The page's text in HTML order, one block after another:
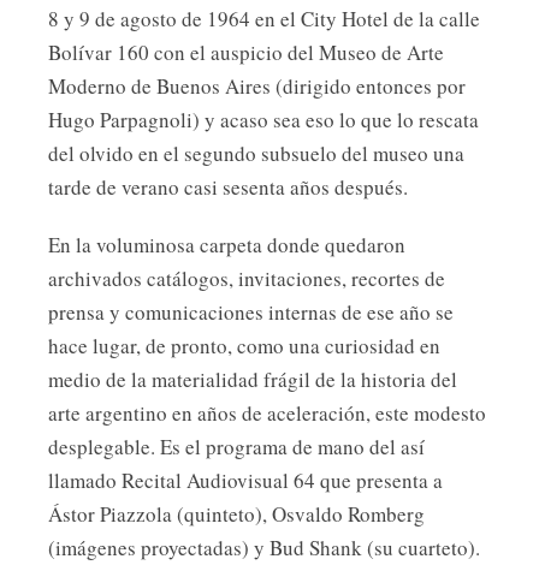
8 y 9 de agosto de 1964 en el City Hotel de la calle
Bolívar 160 con el auspicio del Museo de Arte
Moderno de Buenos Aires (dirigido entonces por
Hugo Parpagnoli) y acaso sea eso lo que lo rescata
del olvido en el segundo subsuelo del museo una
tarde de verano casi sesenta años después.
En la voluminosa carpeta donde quedaron
archivados catálogos, invitaciones, recortes de
prensa y comunicaciones internas de ese año se
hace lugar, de pronto, como una curiosidad en
medio de la materialidad frágil de la historia del
arte argentino en años de aceleración, este modesto
desplegable. Es el programa de mano del así
llamado Recital Audiovisual 64 que presenta a
Ástor Piazzola (quinteto), Osvaldo Romberg
(imágenes proyectadas) y Bud Shank (su cuarteto).